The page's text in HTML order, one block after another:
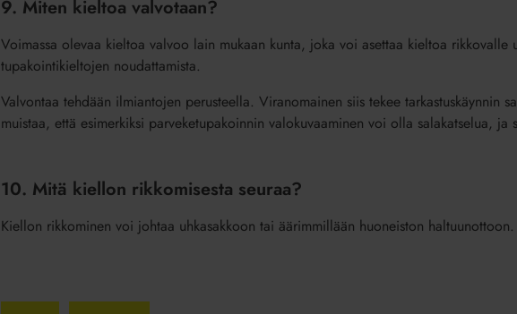
9. Miten kieltoa valvotaan?
Voimassa olevaa kieltoa valvoo lain mukaan kunta, joka voi asettaa kieltoa rikkovalle
tupakointikieltojen noudattamista.
Valvontaa tehdään ilmiantojen perusteella. Viranomainen siis tekee tarkastuskäynnin
muistaa, että esimerkiksi parveketupakoinnin valokuvaaminen voi olla salakatselua, ja
10. Mitä kiellon rikkomisesta seuraa?
Kiellon rikkominen voi johtaa uhkasakkoon tai äärimmillään huoneiston haltuunottoon.